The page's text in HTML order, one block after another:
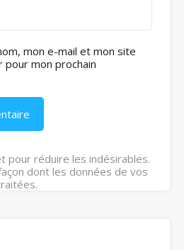
mon e-mail et mon site
pour mon prochain
pour réduire les indésirables.
dont les données de vos
.